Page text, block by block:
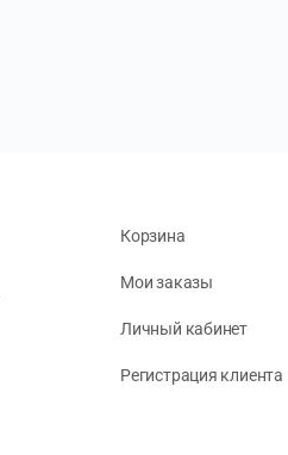
Корзина
Мои заказы
Личный кабинет
Регистрация клиента